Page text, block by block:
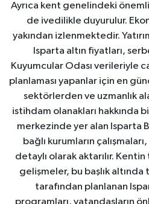
Ayrıca kent genelindeki
de ivedilikle duyurulur.
yakından izlenmektedir.
Isparta altın fiyatları,
Kuyumcular Odası verileriyle
planlaması yapanlar için en
sektörlerden ve uzmanlık
istihdam olanakları hakkında
merkezinde yer alan Isparta
bağlı kurumların
detaylı olarak aktarılır.
gelişmeler, bu başlık altında
tarafından planlanan